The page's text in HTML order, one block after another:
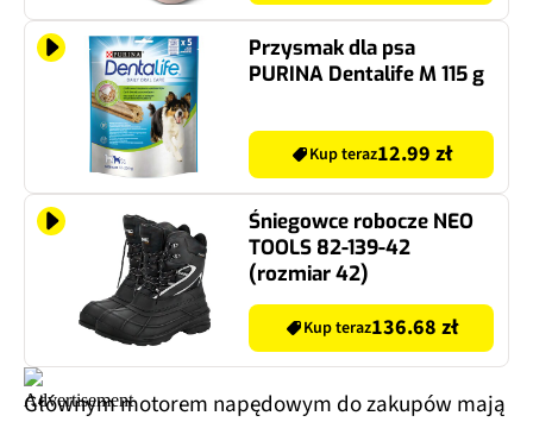
Przysmak dla psa
PURINA Dentalife M 115 g
Kup teraz12.99 zł
Śniegowce robocze NEO
TOOLS 82-139-42
(rozmiar 42)
Kup teraz136.68 zł
Głównym motorem napędowym do zakupów mają